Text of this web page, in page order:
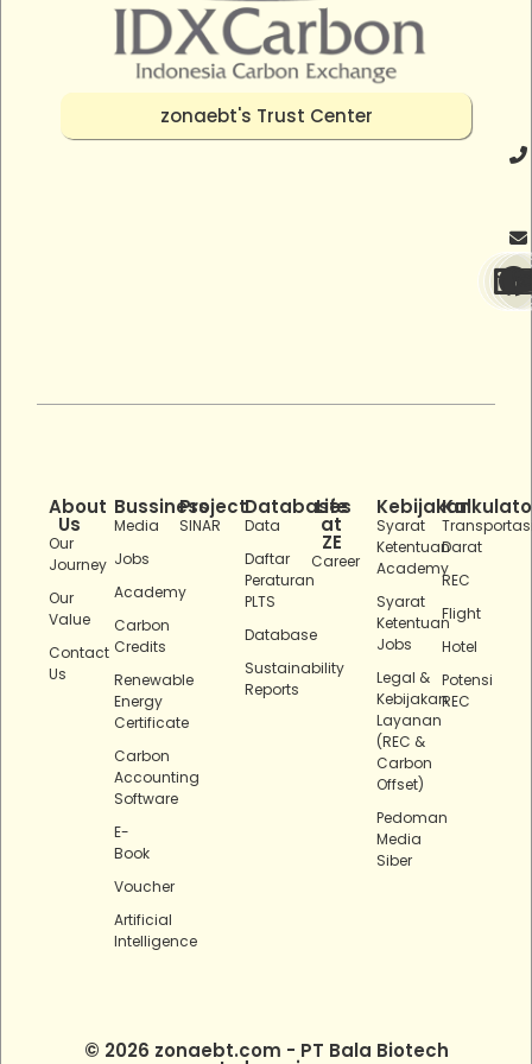
zonaebt's Trust Center
About
Us
Our
Journey
Our
Value
Contact
Us
Bussiness
Media
Jobs
Academy
Carbon
Credits
Renewable
Energy
Certificate
Carbon
Accounting
Software
E-
Book
Voucher
Artificial
Intelligence
Project
SINAR
Databases
Data
Daftar
Peraturan
PLTS
Database
Sustainability
Reports
Life
at
ZE
Career
Kebijakan
Syarat
Ketentuan
Academy
Syarat
Ketentuan
Jobs
Legal &
Kebijakan
Layanan
(REC &
Carbon
Offset)
Pedoman
Media
Siber
Darat
REC
Flight
Hotel
Potensi
REC
© 2026 zonaebt.com - PT Bala Biotech